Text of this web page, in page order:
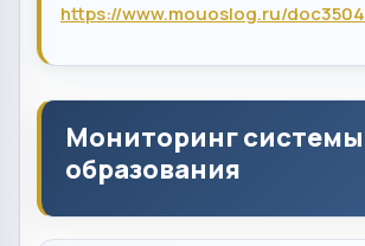
https://www.mouoslog.ru/doc3504
Мониторинг системы
образования